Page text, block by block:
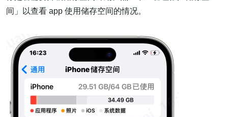
间」以查看 app 使用储存空间的情况。